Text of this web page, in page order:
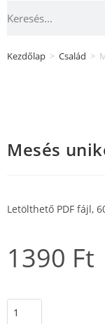
Kezdőlap > Család >
Mesés
Letölthető PDF fájl,
1390 Ft